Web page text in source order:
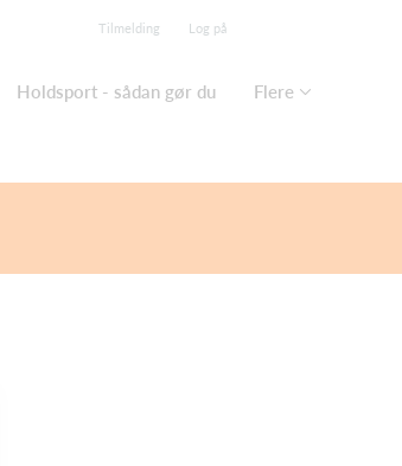
Tilmelding Log på
Holdsport - sådan gør du Flere